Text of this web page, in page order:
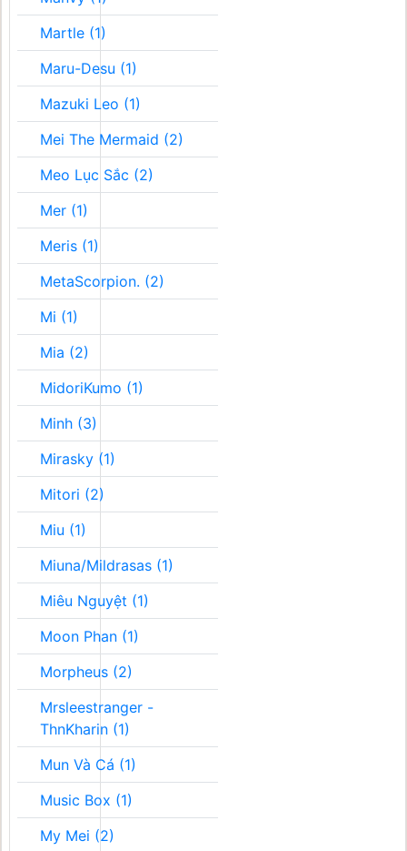
Martle (1)
Maru-Desu (1)
Mazuki Leo (1)
Mei The Mermaid (2)
Meo Lục Sắc (2)
Mer (1)
Meris (1)
MetaScorpion. (2)
Mi (1)
Mia (2)
MidoriKumo (1)
Minh (3)
Mirasky (1)
Mitori (2)
Miu (1)
Miuna/Mildrasas (1)
Miêu Nguyệt (1)
Moon Phan (1)
Morpheus (2)
Mrsleestranger -
ThnKharin (1)
Mun Và Cá (1)
Music Box (1)
My Mei (2)